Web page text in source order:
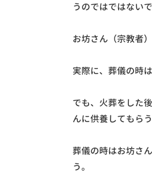
うのではではない
お坊さん（宗教者
実際に、葬儀の時
でも、火葬をした
んに供養してもら
葬儀の時はお坊さ
う。